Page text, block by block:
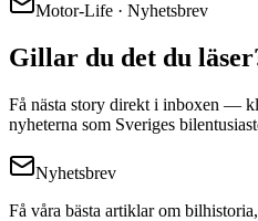
Motor-Life · Nyhetsbrev
Gillar du det du
Få nästa story direkt i inboxen —
nyheterna som Sveriges
Nyhetsbrev
Få våra bästa artiklar om